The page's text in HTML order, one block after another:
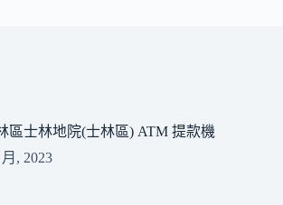
區士林地院(士林區) ATM 提款機
, 2023